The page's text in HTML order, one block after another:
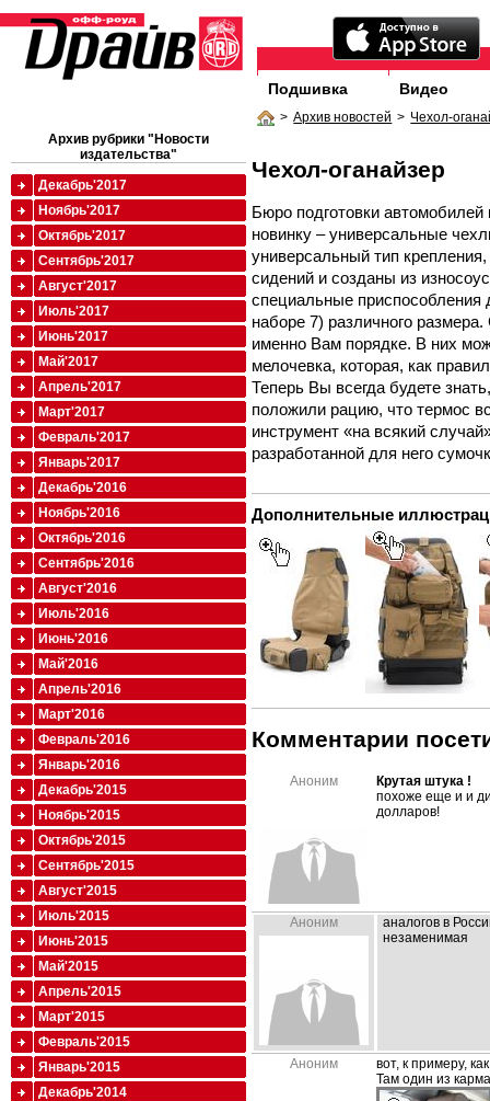
Подшивка Видео
> Архив новостей > Чехол-
Чехол-оганайзер
Бюро подготовки
новинку – универсальные
универсальный тип
сидений и созданы из
специальные приспособления
наборе 7) различного
именно Вам порядке. В них
мелочевка, которая, как
Теперь Вы всегда будете
положили рацию, что термос
инструмент «на всякий
разработанной для него
Дополнительные
Комментарии
Аноним
Крутая штука !
похоже еще и и
долларов!
Аноним
аналогов в
незаменимая
Аноним
вот, к примеру,
Там один из
Архив рубрики "Новости
издательства"
Декабрь'2017
Ноябрь'2017
Октябрь'2017
Сентябрь'2017
Август'2017
Июль'2017
Июнь'2017
Май'2017
Апрель'2017
Март'2017
Февраль'2017
Январь'2017
Декабрь'2016
Ноябрь'2016
Октябрь'2016
Сентябрь'2016
Август'2016
Июль'2016
Июнь'2016
Май'2016
Апрель'2016
Март'2016
Февраль'2016
Январь'2016
Декабрь'2015
Ноябрь'2015
Октябрь'2015
Сентябрь'2015
Август'2015
Июль'2015
Июнь'2015
Май'2015
Апрель'2015
Март'2015
Февраль'2015
Январь'2015
Декабрь'2014